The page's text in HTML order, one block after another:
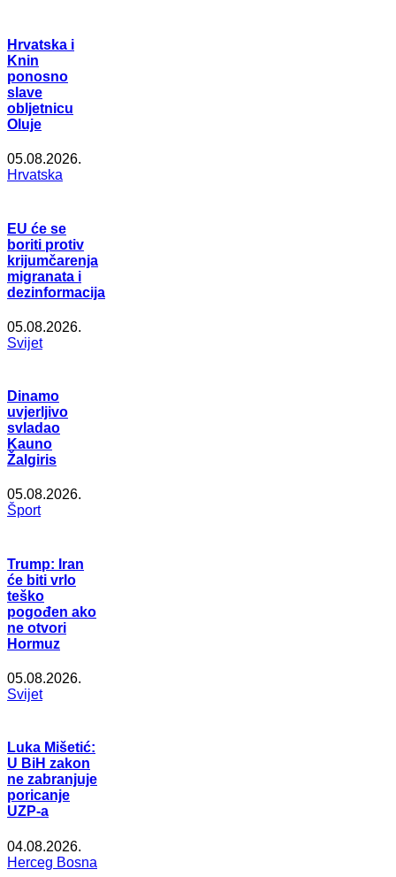
Hrvatska i
Knin
ponosno
slave
obljetnicu
Oluje
05.08.2026.
Hrvatska
EU će se
boriti protiv
krijumčarenja
migranata i
dezinformacija
05.08.2026.
Svijet
Dinamo
uvjerljivo
svladao
Kauno
Žalgiris
05.08.2026.
Šport
Trump: Iran
će biti vrlo
teško
pogođen ako
ne otvori
Hormuz
05.08.2026.
Svijet
Luka Mišetić:
U BiH zakon
ne zabranjuje
poricanje
UZP-a
04.08.2026.
Herceg Bosna